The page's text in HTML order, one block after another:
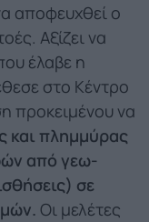
αποφευχθεί ο
Αξίζει να
έλαβε η
στο Κέντρο
προκειμένου να
και πλημμύρας
από γεω-
σε
Οι μελέτες